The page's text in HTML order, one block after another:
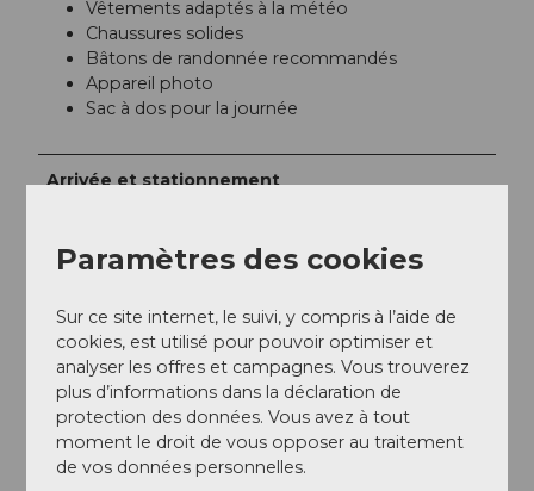
Vêtements adaptés à la météo
Chaussures solides
Bâtons de randonnée recommandés
Appareil photo
Sac à dos pour la journée
Arrivée et stationnement
Parkings payants près de la gare de Willisau
En train jusqu'à Willisau. Le car postal part d'Hergiswil.
Informations supplémentaires / Liens
Horaire du car postal
Horaire des CFF
Paramètres des cookies
Sur ce site internet, le suivi, y compris à l’aide de
cookies, est utilisé pour pouvoir optimiser et
analyser les offres et campagnes. Vous trouverez
plus d’informations dans la déclaration de
protection des données. Vous avez à tout
moment le droit de vous opposer au traitement
de vos données personnelles.